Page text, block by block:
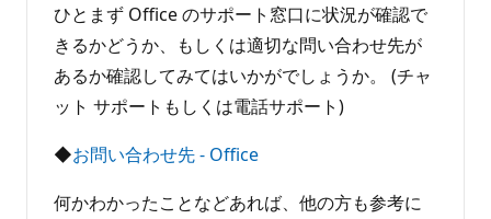
ひとまず Office のサポート窓口に状況が確認で
きるかどうか、もしくは適切な問い合わせ先が
あるか確認してみてはいかがでしょうか。 (チャ
ット サポートもしくは電話サポート)
◆お問い合わせ先 - Office
何かわかったことなどあれば、他の方も参考に